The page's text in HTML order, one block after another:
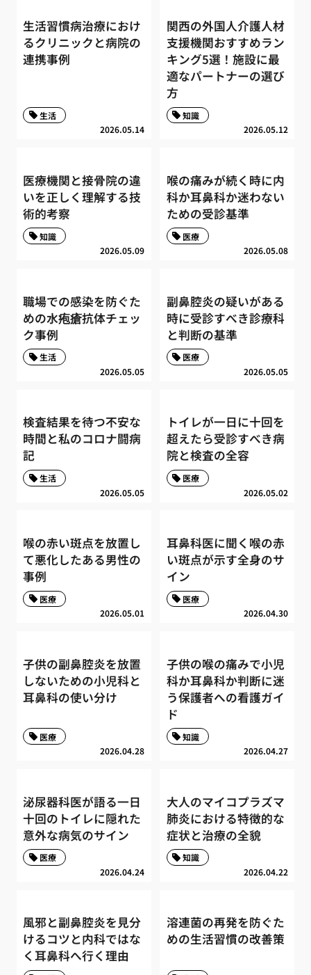
生活習慣病治療におけ
るクリニックと病院の
連携事例
2026.05.14
生活
関西の外国人介護人材
支援機関おすすめラン
キング5選！施設に最
適なパートナーの選び
方
2026.05.12
知識
医療機関と接骨院の違
いを正しく理解する技
術的考察
2026.05.09
知識
喉の痛みが続く時に内
科か耳鼻科か迷わない
ための受診基準
2026.05.08
医療
職場での感染を防ぐた
めの水疱瘡抗体チェッ
ク事例
2026.05.05
生活
副鼻腔炎の疑いがある
時に受診すべき診療科
と判断の基準
2026.05.05
医療
検査結果を待つ不安な
時間と私のコロナ闘病
記
2026.05.05
生活
トイレが一日に十回を
超えたら受診すべき病
院と検査の全容
2026.05.02
医療
喉の赤い斑点を放置し
て悪化したある男性の
事例
2026.05.01
医療
耳鼻科医に聞く喉の赤
い斑点が示す全身のサ
イン
2026.04.30
医療
子供の副鼻腔炎を放置
しないための小児科と
耳鼻科の使い分け
2026.04.28
医療
子供の喉の痛みで小児
科か耳鼻科か判断に迷
う保護者への看護ガイ
ド
2026.04.27
知識
泌尿器科医が語る一日
十回のトイレに隠れた
意外な病気のサイン
2026.04.24
医療
大人のマイコプラズマ
肺炎における特徴的な
症状と治療の全貌
2026.04.22
知識
風邪と副鼻腔炎を見分
けるコツと内科ではな
く耳鼻科へ行く理由
溶連菌の再発を防ぐた
めの生活習慣の改善策